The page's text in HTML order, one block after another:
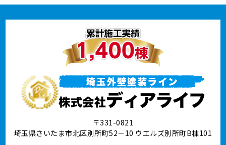
〒331-0821
埼玉県さいたま市北区別所町52－10 ウエルズ別所町B棟101